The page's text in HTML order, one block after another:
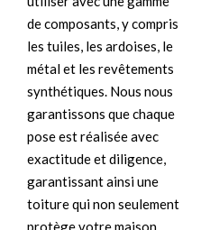
de composants, y compris
les tuiles, les ardoises, le
métal et les revêtements
synthétiques. Nous nous
garantissons que chaque
pose est réalisée avec
exactitude et diligence,
garantissant ainsi une
toiture qui non seulement
protège votre maison